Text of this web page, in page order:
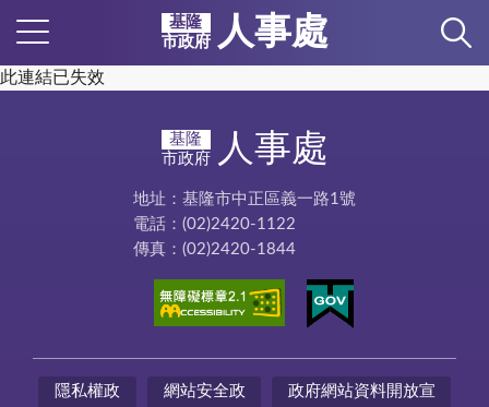
基隆
市政府
人事處
此連結已失效
基隆
市政府
人事處
地址：基隆市中正區義一路1號
電話：(02)2420-1122
傳真：(02)2420-1844
隱私權政
網站安全政
政府網站資料開放宣